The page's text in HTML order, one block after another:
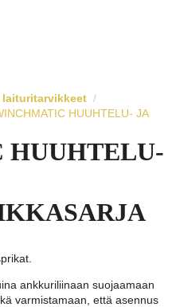
HUUHTELU- JA
ankkuriliinaan suojaamaan
varmistamaan, että asennus